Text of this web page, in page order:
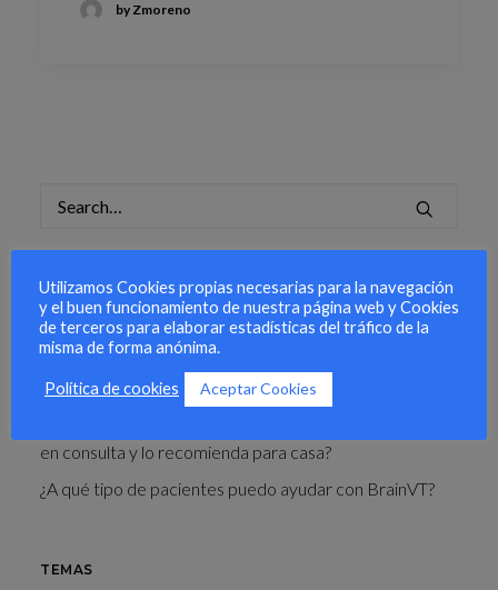
by Zmoreno
ÚLTIMOS POST
Entrenamiento visual para deportistas
en consulta y lo recomienda para casa?
¿A qué tipo de pacientes puedo ayudar con BrainVT?
TEMAS
Utilizamos Cookies propias necesarias para la navegación
y el buen funcionamiento de nuestra página web y Cookies
de terceros para elaborar estadísticas del tráfico de la
misma de forma anónima.
Política de cookies Aceptar Cookies